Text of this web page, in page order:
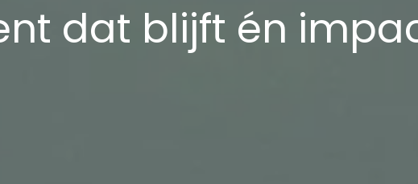
dat blijft én